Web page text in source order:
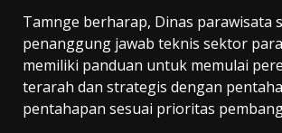
Tamnge berharap, Dinas parawisata
penanggung jawab teknis sektor
memiliki panduan untuk memulai
terarah dan strategis dengan
pentahapan sesuai prioritas